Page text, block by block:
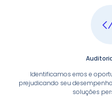
Identificamos erros e
prejudicando seu
soluções